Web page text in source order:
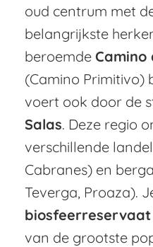
oud centrum met
belangrijkste
beroemde Camino
(Camino Primitivo)
voert ook door de
Salas. Deze regio
verschillende
Cabranes) en
Teverga, Proaza).
biosfeerreservaat
van de grootste